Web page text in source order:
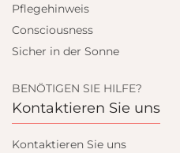
Pflegehinweis
Consciousness
Sicher in der Sonne
BENÖTIGEN SIE HILFE?
Kontaktieren Sie uns
Kontaktieren Sie uns